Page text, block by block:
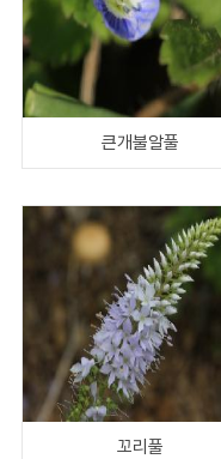
큰개불알풀
꼬리풀